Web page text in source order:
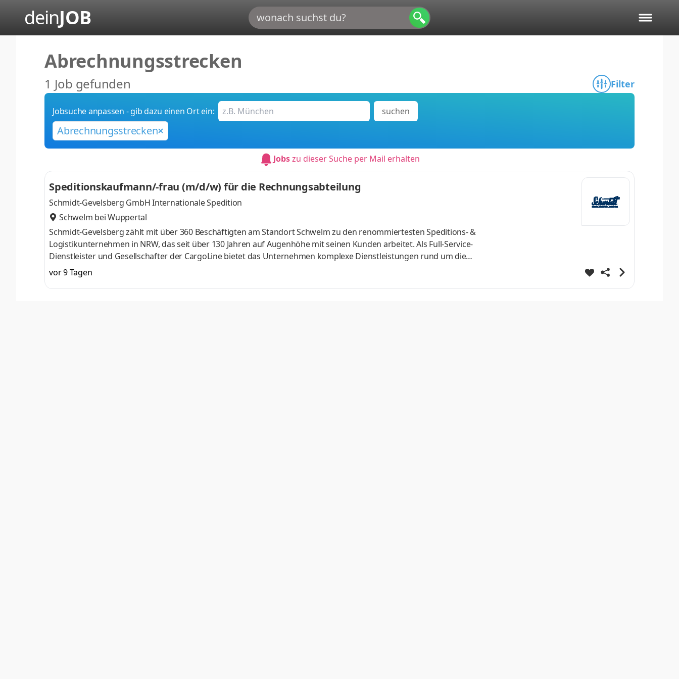
deinJOB
Abrechnungsstrecken
1 Job gefunden Filter
Jobsuche anpassen - gib dazu einen Ort ein: suchen
Abrechnungsstrecken
Jobszu dieser Suche per Mail erhalten
Speditionskaufmann/-frau (m/d/w) für die Rechnungsabteilung
Schmidt-Gevelsberg GmbH Internationale Spedition
Schwelm bei Wuppertal
Schmidt-Gevelsberg zählt mit über 360 Beschäftigten am Standort Schwelm zu den renommiertesten Speditions- &
Logistikunternehmen in NRW, das seit über 130 Jahren auf Augenhöhe mit seinen Kunden arbeitet. Als Full-Service-
Dienstleister und Gesellschafter der CargoLine bietet das Unternehmen komplexe Dienstleistungen rund um die
Logistik. Nationale, internationale und interkontinentale Transportlogistik sowie Kontraktlogistik sind die
Kerngeschäftsfelder des Unternehmens. Mit einem starken Netzwerk von weltweiten Partnern und einem
engagierten Team von erfahrenen Mitarbeiterinnen und Mitarbeiter, bietet Schmidt-Gevelsberg einen persönlichen
vor 9 Tagen